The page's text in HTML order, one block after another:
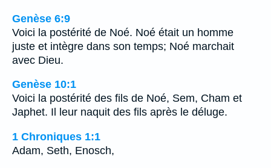
Genèse 6:9
Voici la postérité de Noé. Noé était un homme
juste et intègre dans son temps; Noé marchait
avec Dieu.
Genèse 10:1
Voici la postérité des fils de Noé, Sem, Cham et
Japhet. Il leur naquit des fils après le déluge.
1 Chroniques 1:1
Adam, Seth, Enosch,